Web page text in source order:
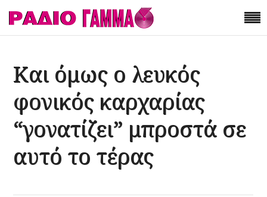
Και όμως ο λευκός
φονικός καρχαρίας
“γονατίζει” μπροστά σε
αυτό το τέρας